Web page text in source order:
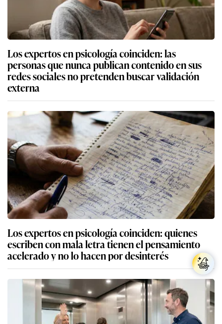
Los expertos en psicología coinciden: las
personas que nunca publican contenido en sus
redes sociales no pretenden buscar validación
externa
Los expertos en psicología coinciden: quienes
escriben con mala letra tienen el pensamiento
acelerado y no lo hacen por desinterés